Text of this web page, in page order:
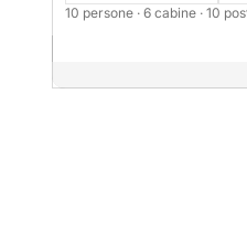
10 persone · 6 cabine · 10